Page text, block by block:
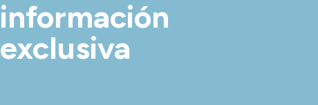
información
exclusiva